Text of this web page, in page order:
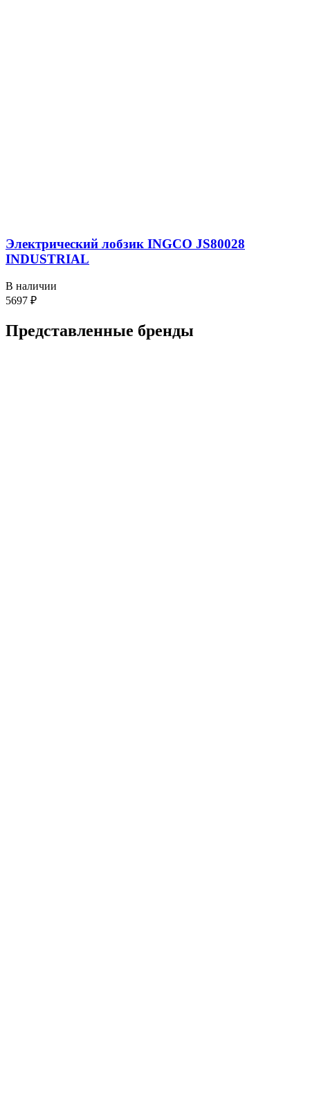
Электрический лобзик INGCO JS80028
INDUSTRIAL
В наличии
5697 ₽
Представленные бренды